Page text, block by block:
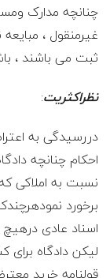
د
ه
و
ک
ی
ل
چنانچه مدارک
غیرمنقول ،
ثبت می باشند ،
نظراکثریت:
احکام چنانچه
نسبت به املاکی
اسناد عادی
لیکن دادگاه